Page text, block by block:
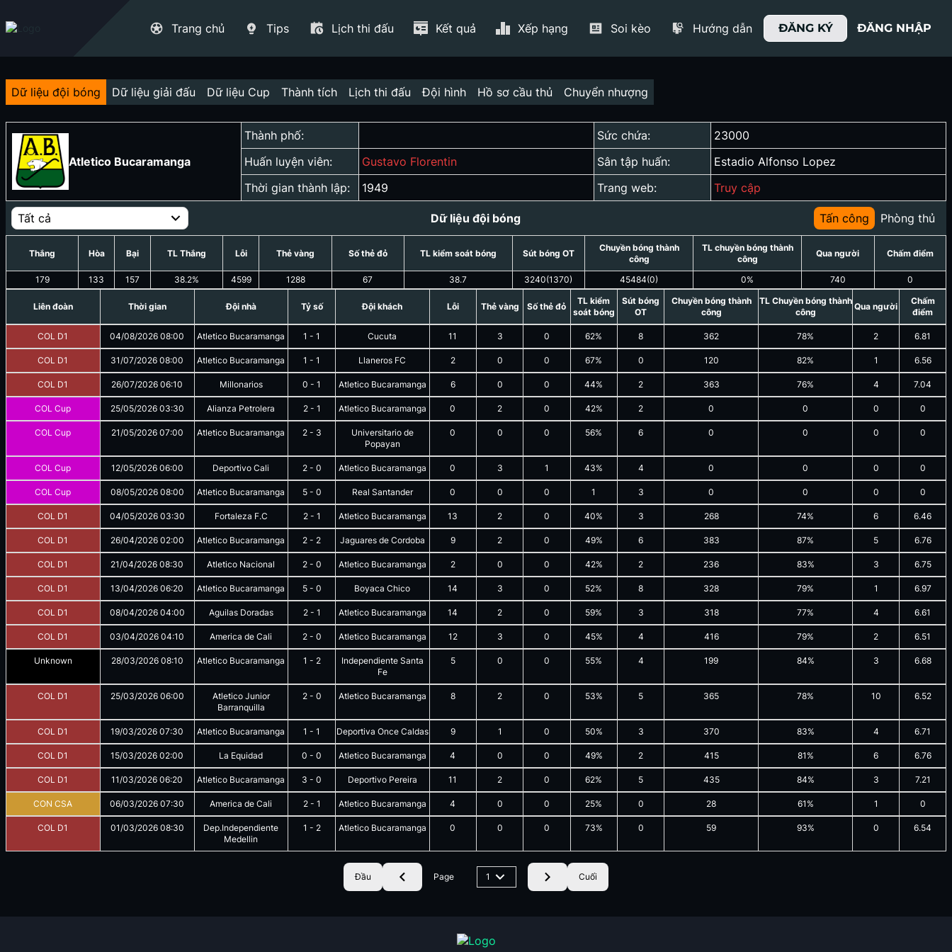
Trang chủ Tips Lịch thi đấu Kết quả Xếp hạng Soi kèo Hướng dẫn ĐĂNG KÝ ĐĂNG NHẬP
Dữ liệu đội bóng Dữ liệu giải đấu Dữ liệu Cup Thành tích Lịch thi đấu Đội hình Hồ sơ cầu thủ Chuyển nhượng
Atletico Bucaramanga
Thành phố: Sức chứa:
23000
Huấn luyện viên:
Gustavo Florentin Sân tập huấn:
Estadio Alfonso Lopez
Thời gian thành lập:
1949 Trang web: Truy cập
Tất cả Dữ liệu đội bóng Tấn công Phòng thủ
Thắng
179
Hòa
133
Bại
157
TL Thắng
38.2%
Lỗi
4599
Thẻ vàng
1288
Số thẻ đỏ
67
TL kiểm soát bóng
38.7
Sút bóng OT
3240(1370)
Chuyền bóng thành
công
45484(0)
TL chuyền bóng thành
công
0%
Qua người
740
Chấm điểm
0
Liên đoàn Thời gian Đội nhà Tỷ số Đội khách Lỗi Thẻ vàng Số thẻ đỏ
TL kiểm
soát bóng
Sút bóng
OT
Chuyền bóng thành
công
TL Chuyền bóng thành
công
Qua người
Chấm
điểm
COL D1 04/08/2026 08:00 Atletico Bucaramanga 1 -1 Cucuta 11 3 0 62% 8 362 78% 2 6.81
COL D1 31/07/2026 08:00 Atletico Bucaramanga 1 -1 Llaneros FC 2 0 0 67% 0 120 82% 1 6.56
COL D1 26/07/2026 06:10 Millonarios 0 -1 Atletico Bucaramanga 6 0 0 44% 2 363 76% 4 7.04
COL Cup 25/05/2026 03:30 Alianza Petrolera 2- 1 Atletico Bucaramanga 0 2 0 42% 2 0 0 0 0
COL Cup 21/05/2026 07:00 Atletico Bucaramanga 2- 3
Universitario de
Popayan
0 0 0 56% 6 0 0 0 0
COL Cup 12/05/2026 06:00 Deportivo Cali 2- 0 Atletico Bucaramanga 0 3 1 43% 4 0 0 0 0
COL Cup 08/05/2026 08:00 Atletico Bucaramanga 5- 0 Real Santander 0 0 0 1 3 0 0 0 0
COL D1 04/05/2026 03:30 Fortaleza F.C 2- 1 Atletico Bucaramanga 13 2 0 40% 3 268 74% 6 6.46
COL D1 26/04/2026 02:00 Atletico Bucaramanga 2 - 2 Jaguares de Cordoba 9 2 0 49% 6 383 87% 5 6.76
COL D1 21/04/2026 08:30 Atletico Nacional 2- 0 Atletico Bucaramanga 2 0 0 42% 2 236 83% 3 6.75
COL D1 13/04/2026 06:20 Atletico Bucaramanga 5- 0 Boyaca Chico 14 3 0 52% 8 328 79% 1 6.97
COL D1 08/04/2026 04:00 Aguilas Doradas 2- 1 Atletico Bucaramanga 14 2 0 59% 3 318 77% 4 6.61
COL D1 03/04/2026 04:10 America de Cali 2- 0 Atletico Bucaramanga 12 3 0 45% 4 416 79% 2 6.51
Unknown 28/03/2026 08:10 Atletico Bucaramanga 1 - 2
Independiente Santa
Fe
5 0 0 55% 4 199 84% 3 6.68
COL D1 25/03/2026 06:00
Atletico Junior
Barranquilla
2- 0 Atletico Bucaramanga 8 2 0 53% 5 365 78% 10 6.52
COL D1 19/03/2026 07:30 Atletico Bucaramanga 1 -1 Deportiva Once Caldas 9 1 0 50% 3 370 83% 4 6.71
COL D1 15/03/2026 02:00 La Equidad 0 -0 Atletico Bucaramanga 4 0 0 49% 2 415 81% 6 6.76
COL D1 11/03/2026 06:20 Atletico Bucaramanga 3 -0 Deportivo Pereira 11 2 0 62% 5 435 84% 3 7.21
CON CSA 06/03/2026 07:30 America de Cali 2- 1 Atletico Bucaramanga 4 0 0 25% 0 28 61% 1 0
COL D1 01/03/2026 08:30
Dep.Independiente
Medellin
1 - 2 Atletico Bucaramanga 0 0 0 73% 0 59 93% 0 6.54
Đầu Page 1 Cuối